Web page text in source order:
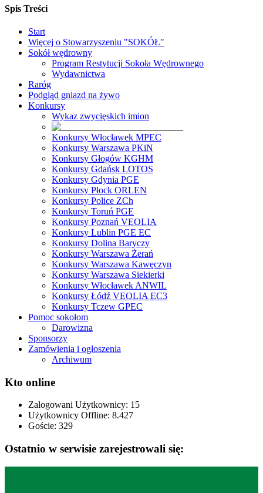
Spis Treści
Start
Więcej o Stowarzyszeniu "SOKÓŁ"
Sokół wędrowny
Program Restytucji Sokoła Wędrownego
Wydawnictwa
Raróg
Podgląd gniazd na żywo
Konkursy
Wykaz zwycięskich imion
Konkursy Włocławek MPEC
Konkursy Warszawa PKiN
Konkursy Głogów KGHM
Konkursy Gdańsk LOTOS
Konkursy Gdynia PGE
Konkursy Płock ORLEN
Konkursy Police ZCh
Konkursy Toruń PGE
Konkursy Poznań VEOLIA
Konkursy Lublin PGE EC
Konkursy Dolina Baryczy
Konkursy Warszawa Żerań
Konkursy Warszawa Kawęczyn
Konkursy Warszawa Siekierki
Konkursy Włocławek ANWIL
Konkursy Łódź VEOLIA EC3
Konkursy Tczew GPEC
Pomoc sokołom
Darowizna
Sponsorzy
Zamówienia i ogłoszenia
Archiwum
Kto online
Zalogowani Użytkownicy: 15
Użytkownicy Offline: 8.427
Goście: 329
Ostatnio w serwisie zarejestrowali się: